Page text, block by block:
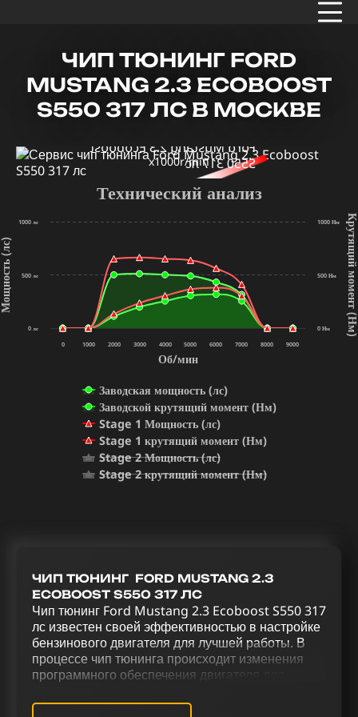
ЧИП ТЮНИНГ FORD
MUSTANG 2.3 ECOBOOST
S550 317 ЛС В МОСКВЕ
x1000r/min
Об/мин
(лс)
Технический анализ
Заводская мощность (лс)
Заводской крутящий момент (Нм)
Stage 1 Мощность (лс)
Stage 1 крутящий момент (Нм)
Stage 2 Мощность (лс)
Stage 2 крутящий момент (Нм)
0 1000 2000 3000 4000 5000 6000 7000 8000 9000
0 лс
500 лс
1000 лс
0 Нм
500 Нм
1000 Нм
ЧИП ТЮНИНГ FORD MUSTANG 2.3
ECOBOOST S550 317 ЛС
Чип тюнинг Ford Mustang 2.3 Ecoboost S550 317
лс известен своей эффективностью в настройке
бензинового двигателя для лучшей работы. В
процессе чип тюнинга происходит изменения
программного обеспечения двигателя для
мощности и улучшение управления Ford